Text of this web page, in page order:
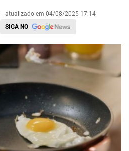
- atualizado em 04/08/2025 17:14
SIGA NO